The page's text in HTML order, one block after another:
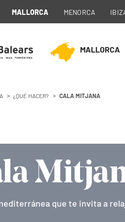
MALLORCA MENORCA
MALLORCA
que te invita a
¿QUÉ HACER? CALA MITJANA